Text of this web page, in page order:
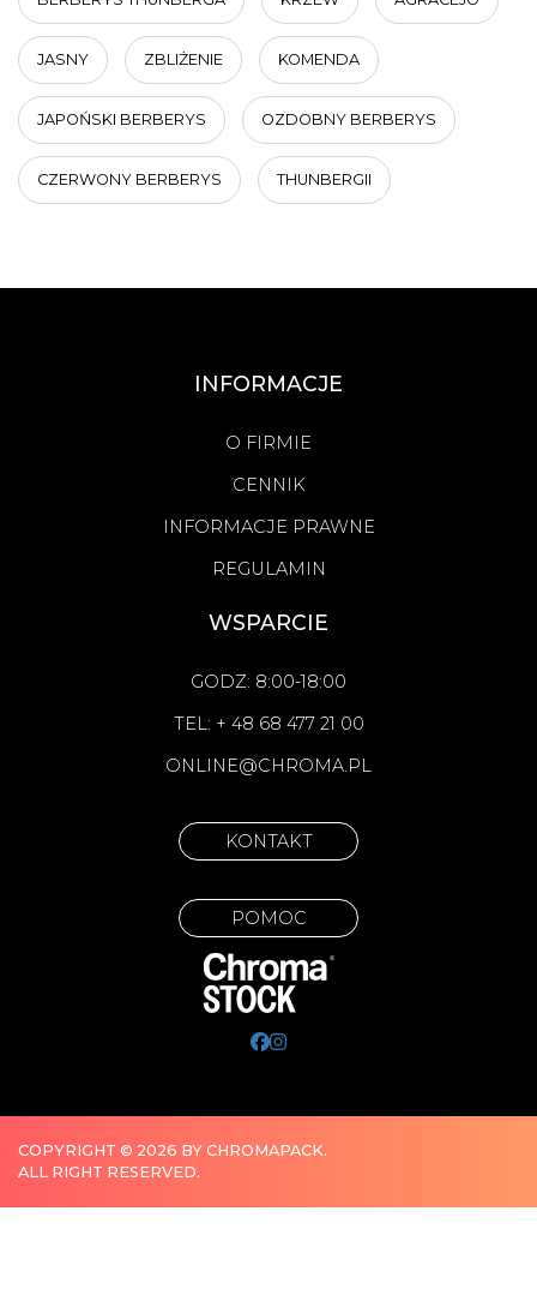
JASNY ZBLIŻENIE KOMENDA
JAPOŃSKI BERBERYS OZDOBNY BERBERYS
CZERWONY BERBERYS THUNBERGII
INFORMACJE
O FIRMIE
CENNIK
INFORMACJE PRAWNE
REGULAMIN
WSPARCIE
GODZ: 8:00-18:00
TEL: + 48 68 477 21 00
ONLINE@CHROMA.PL
KONTAKT
POMOC
COPYRIGHT © 2026 BY CHROMAPACK.
ALL RIGHT RESERVED.